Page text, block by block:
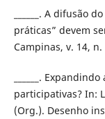
______. A difusão
práticas” devem
Campinas, v. 14,
______.
participativas? In:
(Org.). Desenho